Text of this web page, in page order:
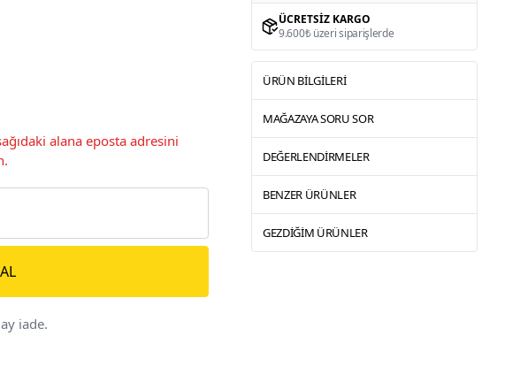
alana eposta adresini
iade.
ÜCRETSIZ KARGO
9.600₺ üzeri siparişlerde
ÜRÜN BILGILERI
MAĞAZAYA SORU SOR
DEĞERLENDIRMELER
BENZER ÜRÜNLER
GEZDIĞIM ÜRÜNLER